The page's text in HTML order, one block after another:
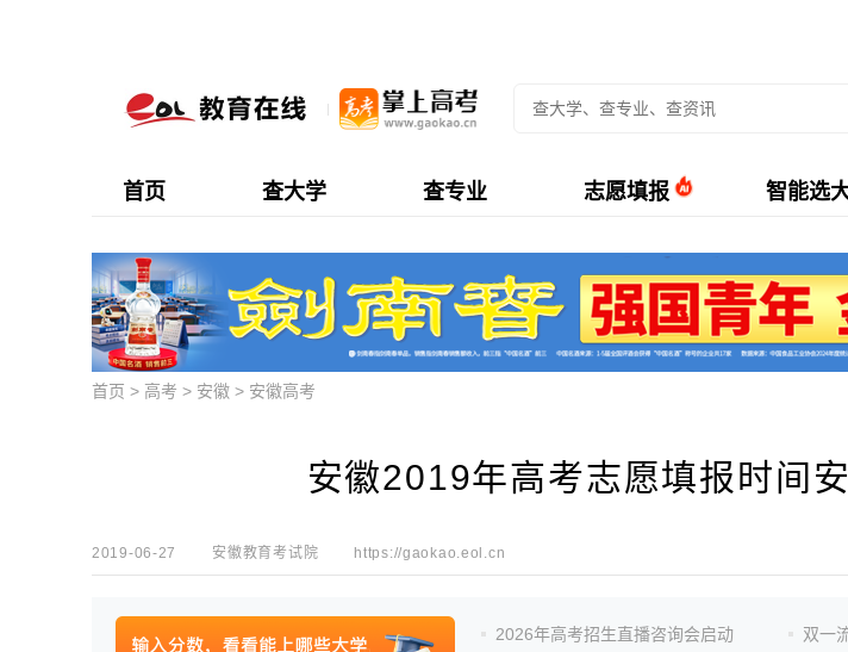
首页 查大学 查专业 志愿填报 智能选
首页 > 高考 > 安徽 > 安徽高考
安徽2019年高考志愿填报时间
2019-06-27 安徽教育考试院 https://gaokao.eol.cn
2026年高考招生直播咨询会启动
双一